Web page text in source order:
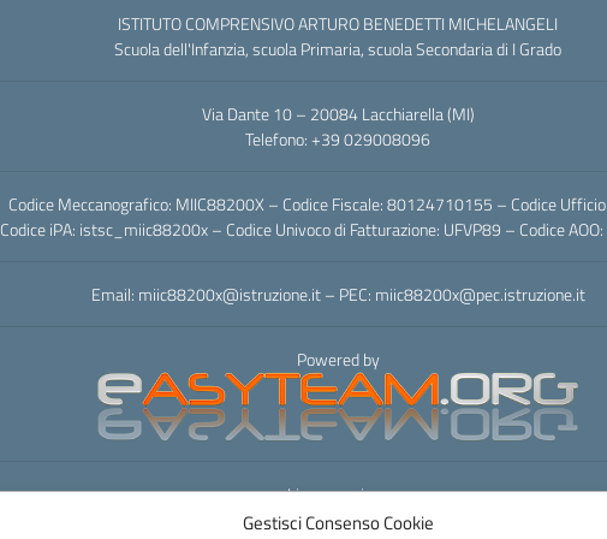
Gestisci Consenso Cookie
ISTITUTO COMPRENSIVO ARTURO BENEDETTI MICHELANGELI
Scuola dell'Infanzia, scuola Primaria, scuola Secondaria di I Grado
Via Dante 10 – 20084 Lacchiarella (MI)
Telefono: +39 029008096
Codice Meccanografico: MIIC88200X – Codice Fiscale: 80124710155 – Codice
Codice iPA: istsc_miic88200x – Codice Univoco di Fatturazione: UFVP89 – Codice
Email: miic88200x@istruzione.it – PEC: miic88200x@pec.istruzione.it
Powered by
Licenza e riuso